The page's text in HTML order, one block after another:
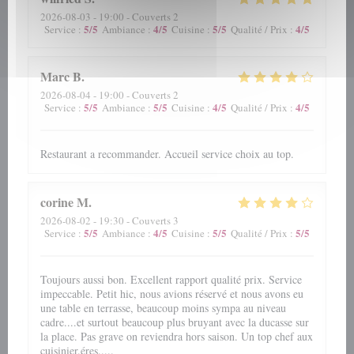
2026-08-03 - 19:00 - Couverts 2
Service : 5/5 Ambiance : 4/5 Cuisine : 5/5 Qualité / Prix : 4/5
MarcB
2026-08-04 - 19:00 - Couverts 2
Service : 5/5 Ambiance : 5/5 Cuisine : 4/5 Qualité / Prix : 4/5
Restaurant a recommander. Accueil service choix au top.
corineM
2026-08-02 - 19:30 - Couverts 3
Service : 5/5 Ambiance : 4/5 Cuisine : 5/5 Qualité / Prix : 5/5
Toujours aussi bon. Excellent rapport qualité prix. Service
impeccable. Petit hic, nous avions réservé et nous avons eu
une table en terrasse, beaucoup moins sympa au niveau
cadre....et surtout beaucoup plus bruyant avec la ducasse sur
la place. Pas grave on reviendra hors saison. Un top chef aux
cuisinier.éres.....